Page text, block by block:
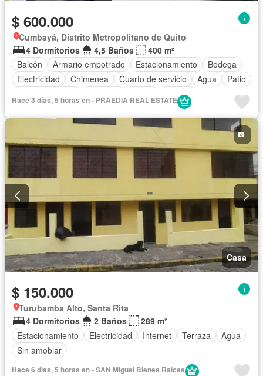
$ 600.000
Cumbayá, Distrito Metropolitano de Quito
4 Dormitorios
4,5 Baños
400 m²
Balcón
Armario empotrado Estacionamiento
Bodega
Electricidad
Chimenea Cuarto de servicio Agua
Patio
Parrilla
Cancha de tenis
Hace 3 días, 5 horas en - PRAEDIA REAL ESTATE
Casa
$ 150.000
Turubamba Alto, Santa Rita
4 Dormitorios
2 Baños
289 m²
Estacionamiento
Electricidad Internet Terraza
Agua
Sin amoblar
Hace 6 días, 5 horas en - SAN Miguel Bienes Raíces